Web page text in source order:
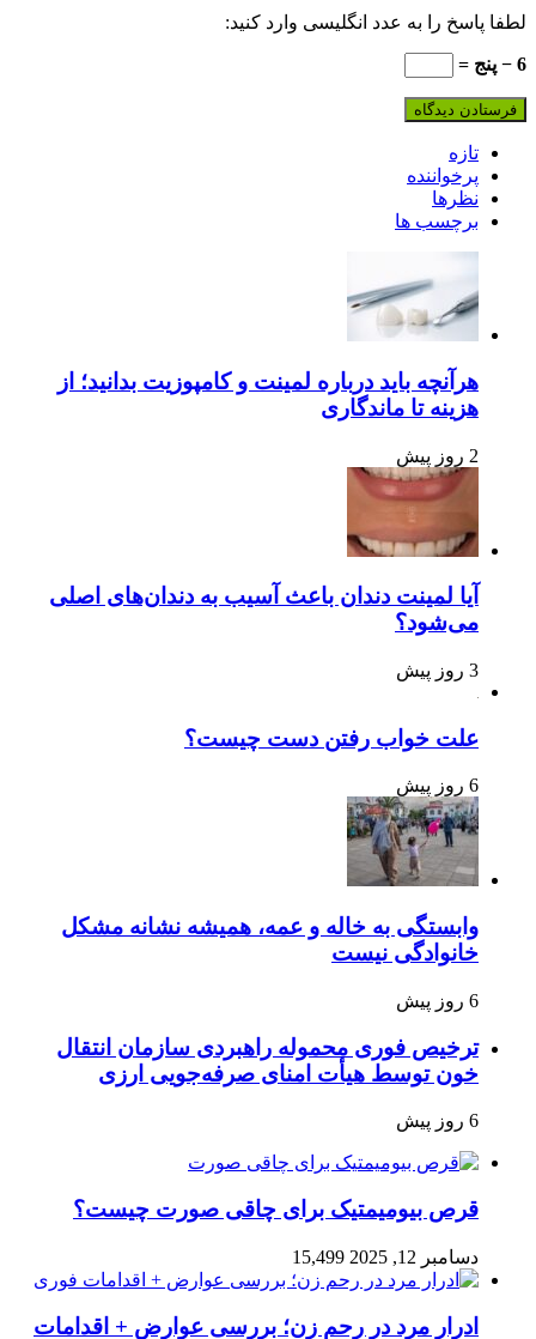
پاسخ را به عدد انگلیسی وارد کنید:
تازه
پرخواننده
نظرها
برچسب ها
هرآنچه باید درباره لمینت و کامپوزیت بدانید؛ از
هزینه تا ماندگاری
آیا لمینت دندان باعث آسیب به دندان‌های اصلی
می‌شود؟
علت خواب رفتن دست چیست؟
وابستگی به خاله و عمه، همیشه نشانه مشکل
خانوادگی نیست
ترخیص فوری محموله راهبردی سازمان انتقال
خون توسط هیأت امنای صرفه‌جویی ارزی
قرص بیومیمتیک برای چاقی صورت چیست؟
دسامبر 12, 2025 15,499
ادرار مرد در رحم زن؛ بررسی عوارض + اقدامات